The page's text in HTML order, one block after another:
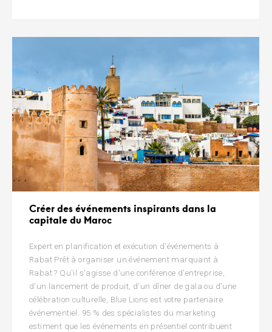
Créer des événements inspirants dans la
capitale du Maroc
Expert en planification et exécution d'événements à
Rabat Prêt à organiser un événement marquant à
Rabat ? Qu'il s'agisse d'une conférence d'entreprise,
d'un lancement de produit, d'un dîner de gala ou d'une
célébration culturelle, Blue Lions est votre partenaire
événementiel. 95 % des spécialistes du marketing
estiment que les événements en présentiel contribuent